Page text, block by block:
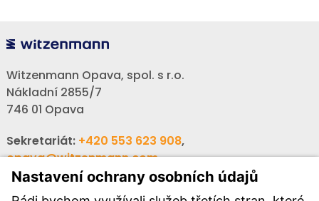
Witzenmann Opava, spol. s r.o.
Nákladní 2855/7
746 01 Opava
Sekretariát: +420 553 623 908,
opava@witzenmann.com
Volná místa:+420 605 990 928
Poptávky:
obchod@witzenmann.com